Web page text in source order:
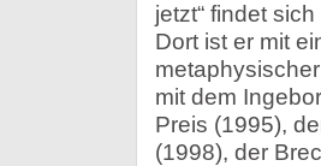
jetzt“ findet
Dort ist er mit
mit dem
Preis (1995),
(1998), der